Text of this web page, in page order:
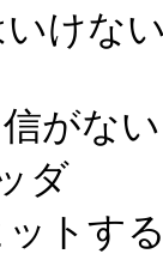
けな
がな
ダ
トす